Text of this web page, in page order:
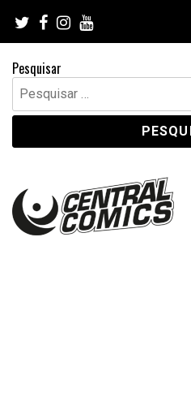
content
Pesquisar
Pesquisar
por: